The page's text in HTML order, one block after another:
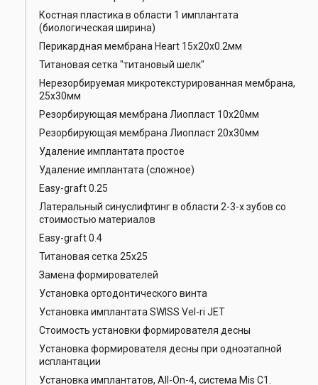
Костная пластика в области 1 имплантата
(биологическая ширина)
Перикардная мембрана Heart 15x20x0.2мм
Титановая сетка "титановый шелк"
Нерезорбируемая микротекстурированная мембрана,
25х30мм
Резорбирующая мембрана Лиопласт 10х20мм
Резорбирующая мембрана Лиопласт 20х30мм
Удаление имплантата простое
Удаление имплантата (сложное)
Easy-graft 0.25
Латеральный синуслифтинг в области 2-3-х зубов со
стоимостью материалов
Easy-graft 0.4
Титановая сетка 25х25
Замена формирователей
Установка ортодонтического винта
Установка имплантата SWISS Vel-ri JET
Стоимость установки формирователя десны
Установка формирователя десны при одноэтапной
исплантации
Установка имплантатов, All-On-4, система Mis C1.